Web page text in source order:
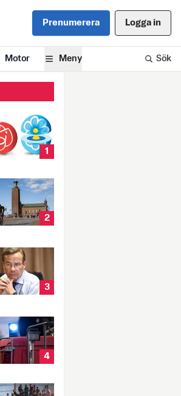
Prenumerera Logga in
Motor Meny Sök
1
2
3
4